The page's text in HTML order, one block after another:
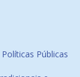
Públicas